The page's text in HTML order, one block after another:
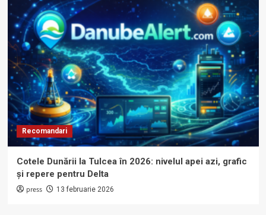
Recomandari
Cotele Dunării la Tulcea în 2026: nivelul apei azi, grafic
și repere pentru Delta
press 13 februarie 2026